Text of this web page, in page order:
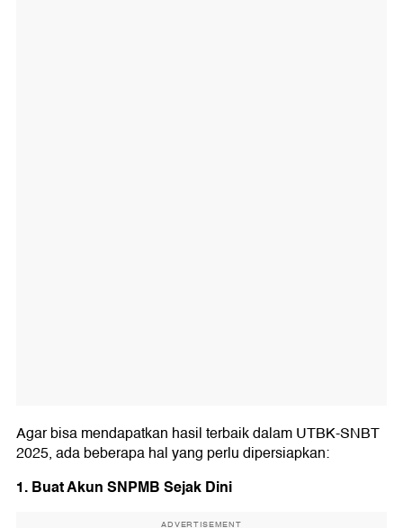
Agar bisa mendapatkan hasil terbaik dalam UTBK-SNBT
2025, ada beberapa hal yang perlu dipersiapkan:
1. Buat Akun SNPMB Sejak Dini
ADVERTISEMENT